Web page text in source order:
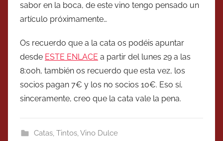
sabor en la boca, de este vino tengo pensado un
artículo próximamente…
Os recuerdo que a la cata os podéis apuntar
desde ESTE ENLACE a partir del lunes 29 a las
8:00h, también os recuerdo que esta vez, los
socios pagan 7€ y los no socios 10€. Eso sí,
sinceramente, creo que la cata vale la pena.
Catas, Tintos,Vino Dulce